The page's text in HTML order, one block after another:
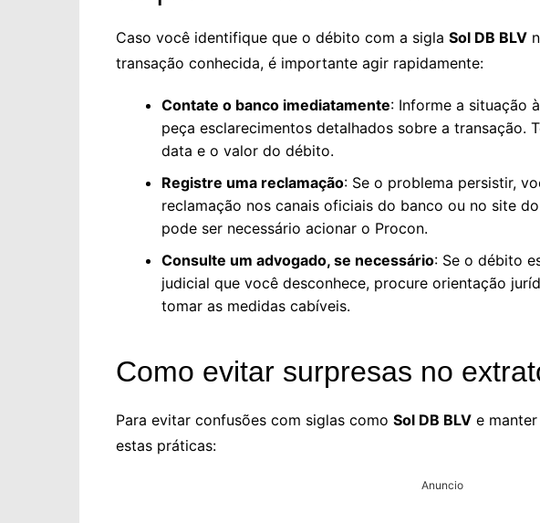
Caso você identifique que o débito com a sigla Sol DB BLV
transação conhecida, é importante agir rapidamente:
Contate o banco imediatamente: Informe a situação
peça esclarecimentos detalhados sobre a transação.
data e o valor do débito.
Registre uma reclamação: Se o problema persistir,
reclamação nos canais oficiais do banco ou no site
pode ser necessário acionar o Procon.
Consulte um advogado, se necessário: Se o débito
judicial que você desconhece, procure orientação
tomar as medidas cabíveis.
Como evitar surpresas no
Para evitar confusões com siglas como Sol DB BLV e
estas práticas:
Anuncio